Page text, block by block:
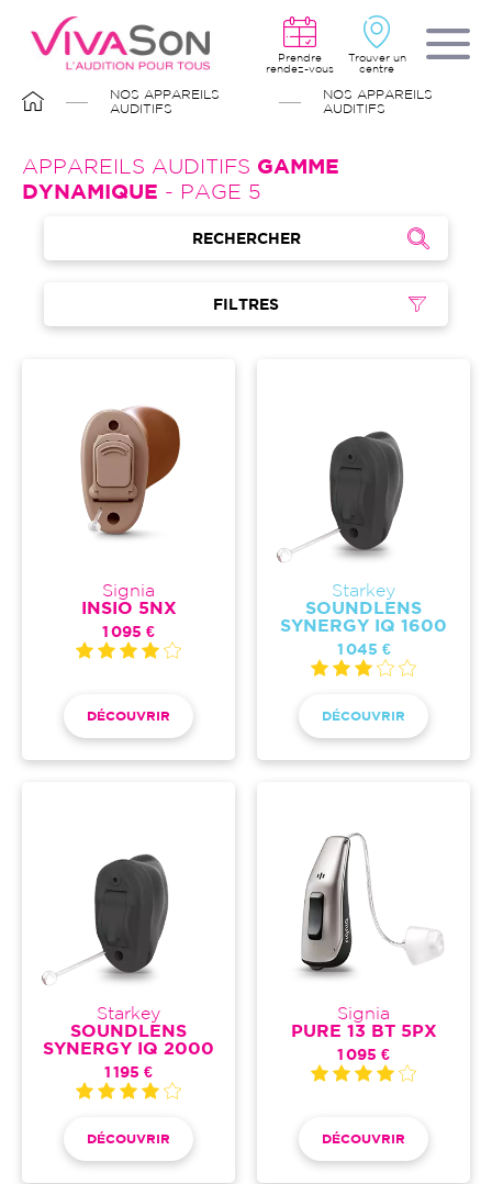
contenu
principal
Prendre
rendez-vous
Trouver un
centre
FIL
D'ARIANE
NOS APPAREILS
AUDITIFS
NOS APPAREILS
AUDITIFS
APPAREILS AUDITIFS GAMME
DYNAMIQUE - PAGE 5
RECHERCHER
FILTRES
Signia
INSIO 5NX
1 095 €
DÉCOUVRIR
Starkey
SOUNDLENS
SYNERGY IQ 1600
1 045 €
DÉCOUVRIR
Starkey
SOUNDLENS
SYNERGY IQ 2000
1 195 €
DÉCOUVRIR
Signia
PURE 13 BT 5PX
1 095 €
DÉCOUVRIR